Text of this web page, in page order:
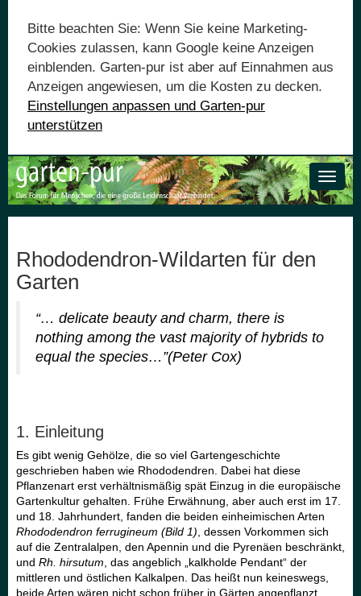
Bitte beachten Sie: Wenn Sie keine Marketing-
Cookies zulassen, kann Google keine Anzeigen
einblenden. Garten-pur ist aber auf Einnahmen aus
Anzeigen angewiesen, um die Kosten zu decken.
Einstellungen anpassen und Garten-pur
unterstützen
Toggle
Rhododendron-Wildarten für den
Garten
“… delicate beauty and charm, there is
nothing among the vast majority of hybrids to
equal the species…”(Peter Cox)
1. Einleitung
Es gibt wenig Gehölze, die so viel Gartengeschichte
geschrieben haben wie Rhododendren. Dabei hat diese
Pflanzenart erst verhältnismäßig spät Einzug in die europäische
Gartenkultur gehalten. Frühe Erwähnung, aber auch erst im 17.
und 18. Jahrhundert, fanden die beiden einheimischen Arten
Rhododendron ferrugineum (Bild 1) , dessen Vorkommen sich
auf die Zentralalpen, den Apennin und die Pyrenäen beschränkt,
und Rh. hirsutum , das angeblich „kalkholde Pendant“ der
mittleren und östlichen Kalkalpen. Das heißt nun keineswegs,
beide Arten wären nicht schon früher in Gärten angepflanzt